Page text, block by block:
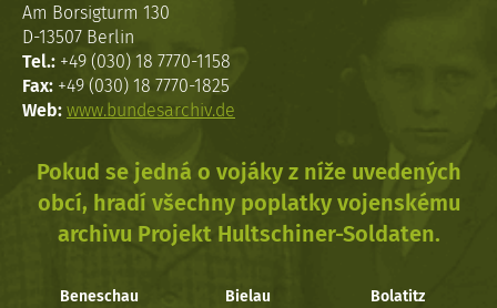
Am Borsigturm 130
D-13507 Berlin
Tel.: +49 (030) 18 7770-1158
Fax: +49 (030) 18 7770-1825
Web: www.bundesarchiv.de
Pokud se jedná o vojáky z níže uvedených
obcí, hradí všechny poplatky vojenskému
archivu Projekt Hultschiner-Soldaten.
Beneschau Bielau Bolatitz